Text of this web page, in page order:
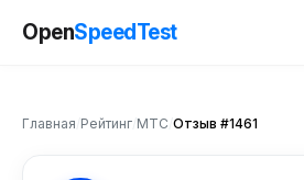
OpenSpeedTest
Главная Рейтинг МТС Отзыв #1461